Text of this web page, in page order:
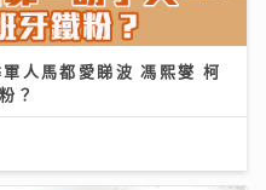
人馬都愛睇波 馮熙燮 柯
？